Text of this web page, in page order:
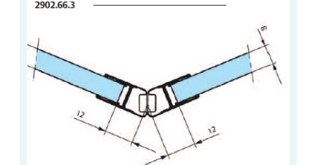
PAROI DE DOUCHE
VERRE FEUILLETÉ
VERRE ANTI-REFLET
VERRE LAQUÉ/CRÉDENCE